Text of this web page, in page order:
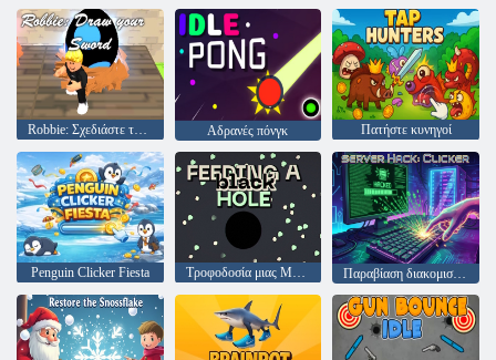
Robbie: Σχεδιάστε το σπαθί σας Αδρανές πόνγκ Πατήστε κυνηγοί
Penguin Clicker Fiesta Παραβίαση διακομιστή: Clicker